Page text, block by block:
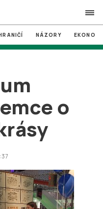
search
NÁZORY
o